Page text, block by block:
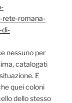
rete-romana-
di-
nessuno per
catalogati
E
quei coloni
dello stesso